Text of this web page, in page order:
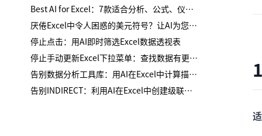
Best AI for Excel：7款适合分析、公式、仪表板与报告的工具
厌倦Excel中令人困惑的美元符号？让AI为您处理混合引用
停止点击：用AI即时筛选Excel数据透视表
停止手动更新Excel下拉菜单：查找数据有更智能的方法
告别数据分析工具库：用AI在Excel中计算描述性统计
告别INDIRECT：利用AI在Excel中创建级联下拉列表